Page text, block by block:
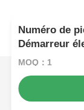
Numéro de
Démarreur
commande
MOQ：1